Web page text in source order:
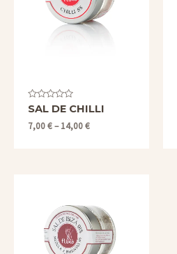
Valorado
con
0
de
SAL DE CHILLI
7,00€–14,00€